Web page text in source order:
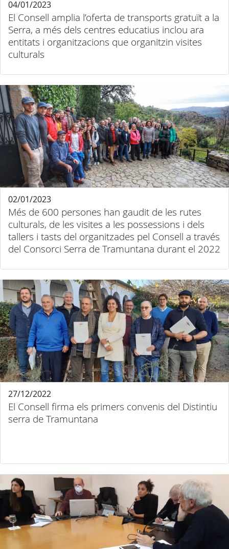
El Consell amplia l’oferta de transports gratuït a la
Serra, a més dels centres educatius inclou ara
entitats i organitzacions que organitzin visites
culturals
04/01/2023
Més de 600 persones han gaudit de les rutes
culturals, de les visites a les possessions i dels
tallers i tasts del organitzades pel Consell a través
del Consorci Serra de Tramuntana durant el 2022
02/01/2023
El Consell firma els primers convenis del Distintiu
serra de Tramuntana
27/12/2022